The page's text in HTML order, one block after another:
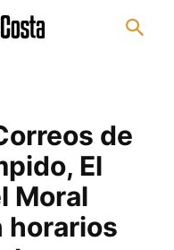
de
El
Moral
horarios